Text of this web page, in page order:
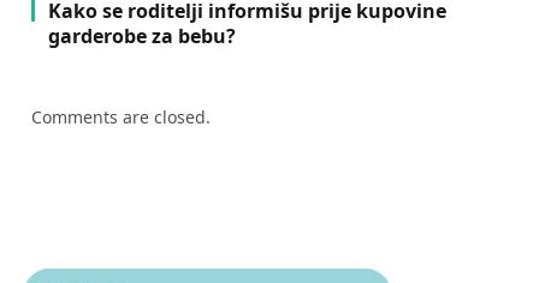
Kako se roditelji informišu prije kupovine
garderobe za bebu?
Comments are closed.